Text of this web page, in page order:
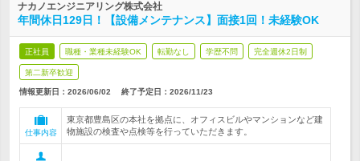
ナカノエンジニアリング株式会社
年間休日129日！【設備メンテナンス】面接1回！未経験OK
正社員 職種・業種未経験OK 転勤なし 学歴不問 完全週休2日制
第二新卒歓迎
情報更新日：2026/06/02 終了予定日： 2026/11/23
仕事内容
東京都豊島区の本社を拠点に、オフィスビルやマンションなど建
物施設の検査や点検等を行っていただきます。